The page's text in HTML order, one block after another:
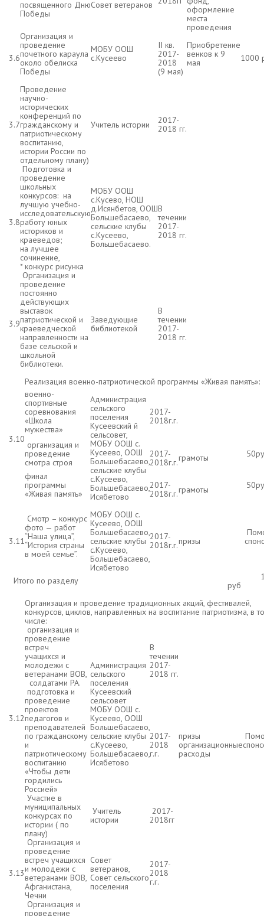
посвященного Дню
Победы
Совет ветеранов
оформление
места
проведения
3.6
Организация и
проведение
почетного караула
около обелиска
Победы
МОБУ ООШ
с.Кусеево
II кв.
2017-
2018
(9 мая)
Приобретение
венков к 9
мая
1000
3.7
Проведение
научно-
исторических
конференций по
гражданскому и
патриотическому
воспитанию,
истории России по
отдельному плану)
Учитель истории
2017-
2018 гг.
3.8
Подготовка и
проведение
школьных
конкурсов: на
лучшую учебно-
исследовательскую
работу юных
историков и
краеведов;
на лучшее
сочинение,
* конкурс рисунка
МОБУ ООШ
с.Кусево, НОШ
д.Исянбетов, ООШ
Большебасаево,
сельские клубы
с.Кусеево,
Большебасаево.
В
течении
2017-
2018 гг.
3.9
Организация и
проведение
постоянно
действующих
выставок
патриотической и
краеведческой
направленности на
базе сельской и
школьной
библиотеки.
Заведующие
библиотекой
В
течении
2017-
2018 гг.
3.10
Реализация военно-патриотической программы «Живая память»:
военно-
спортивные
соревнования
«Школа
мужества»
Администрация
сельского
поселения
Кусеевский й
сельсовет,
МОБУ ООШ с.
Кусеево, ООШ
Большебасаево,
сельские клубы
с.Кусеево,
Большебасаево,
Исябетово
2017-
2018г.г.
организация и
проведение
смотра строя
2017-
2018г.г.грамоты
финал
программы
«Живая память»
2017-
2018г.г.грамоты
3.11
Смотр – конкурс
фото — работ
“Наша улица”,
“История страны
в моей семье”.
МОБУ ООШ с.
Кусеево, ООШ
Большебасаево,
сельские клубы
с.Кусеево,
Большебасаево,
Исябетово
2017-
2018г.г.призы
Итого по разделу
руб
3.12
Организация и проведение традиционных акций, фестивалей,
конкурсов, циклов, направленных на воспитание патриотизма, в
числе:
организация и
проведение
встреч
учащихся и
молодежи с
ветеранами ВОВ,
солдатами РА.
Администрация
сельского
поселения
Кусеевский
сельсовет
МОБУ ООШ с.
Кусеево, ООШ
Большебасаево,
сельские клубы
с.Кусеево,
Большебасаево,
Исябетово
В
течении
2017-
2018 гг.
подготовка и
проведение
проектов
педагогов и
преподавателей
по гражданскому
и
патриотическому
воспитанию
«Чтобы дети
гордились
Россией»
2017-
2018
г.г.
призы
организационные
расходы
Участие в
муниципальных
конкурсах по
истории ( по
плану)
Учитель
истории
2017-
2018гг
3.13
Организация и
проведение
встреч учащихся
и молодежи с
ветеранами ВОВ,
Афганистана,
Чечни
Совет
ветеранов,
Совет сельского
поселения
2017-
2018
г.г.
Организация и
проведение